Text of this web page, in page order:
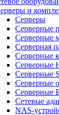
и
Серверы
Серверные
Серверные
Серверная
Серверные
Серверные
Серверные
Серверные
Серверные
Сетевые
NAS-